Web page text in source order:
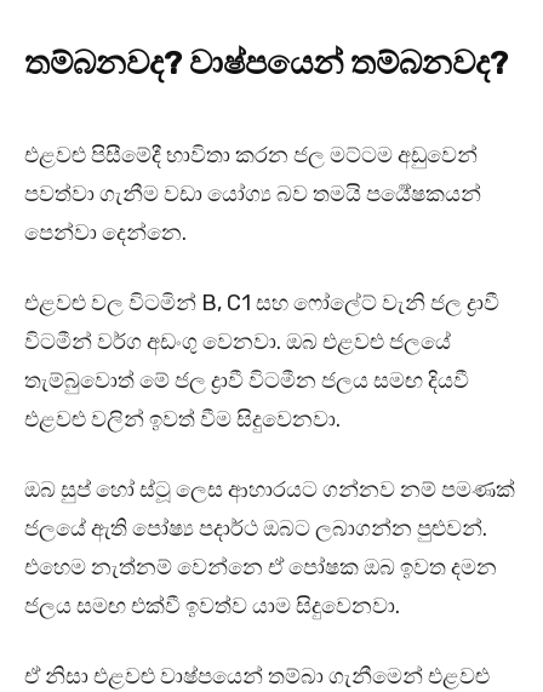
තම්බනවද? වාෂ්පයෙන් තම්බනවද?
එළවළු පිසීමේදී භාවිතා කරන ජල මට්ටම අඩුවෙන්
පවත්වා ගැනීම වඩා යෝග්‍ය බව තමයි පර්‍යේෂකයන්
පෙන්වා දෙන්නෙ.
එළවළු වල විටමින් B, C1 සහ ෆෝලේට් වැනි ජල ද්‍රාවී
විටමීන් වර්ග අඩංගු වෙනවා. ඔබ එළවළු ජලයේ
තැම්බුවොත් මේ ජල ද්‍රාවී විටමීන ජලය සමඟ දියවී
එළවළු වලින් ඉවත් වීම සිදුවෙනවා.
ඔබ සුප් හෝ ස්ටූ ලෙස ආහාරයට ගන්නව නම් පමණක්
ජලයේ ඇති පෝෂ්‍ය පදාර්ථ ඔබට ලබාගන්න පුළුවන්.
එහෙම නැත්නම් වෙන්නෙ ඒ පෝෂක ඔබ ඉවත දමන
ජලය සමඟ එක්වී ඉවත්ව යාම සිදුවෙනවා.
ඒ නිසා එළවළු වාෂ්පයෙන් තම්බා ගැනීමෙන් එළවළු